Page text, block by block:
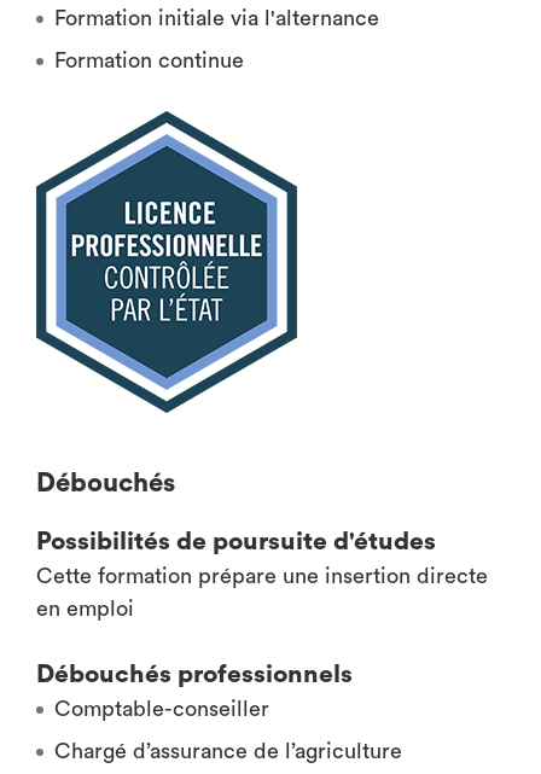
Formation initiale via l'alternance
Formation continue
Débouchés
Possibilités de poursuite d'études
Cette formation prépare une insertion directe
en emploi
Débouchés professionnels
Comptable-conseiller
Chargé d’assurance de l’agriculture